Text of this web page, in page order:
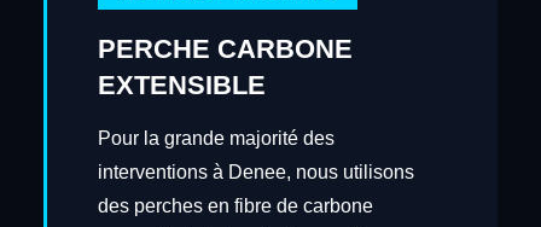
PERCHE CARBONE
EXTENSIBLE
Pour la grande majorité des
interventions à Denee, nous utilisons
des perches en fibre de carbone